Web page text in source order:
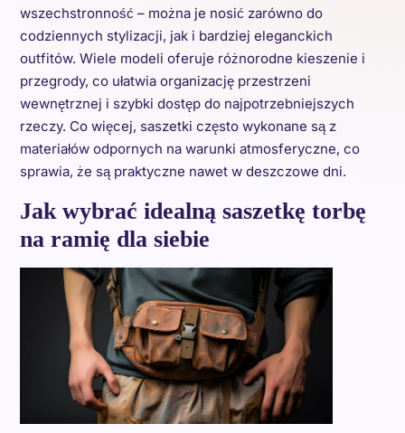
wszechstronność – można je nosić zarówno do
codziennych stylizacji, jak i bardziej eleganckich
outfitów. Wiele modeli oferuje różnorodne kieszenie i
przegrody, co ułatwia organizację przestrzeni
wewnętrznej i szybki dostęp do najpotrzebniejszych
rzeczy. Co więcej, saszetki często wykonane są z
materiałów odpornych na warunki atmosferyczne, co
sprawia, że są praktyczne nawet w deszczowe dni.
Jak wybrać idealną saszetkę torbę
na ramię dla siebie